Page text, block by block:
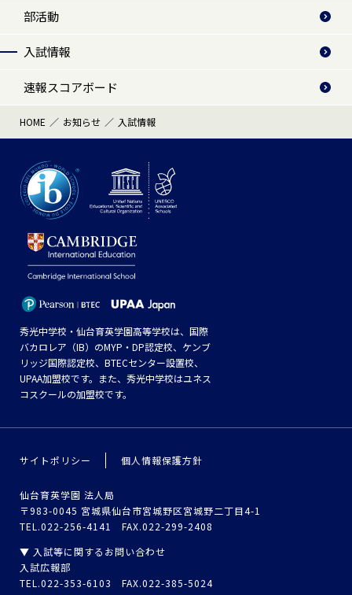
部活動
入試情報
速報スコアボード
HOME お知らせ 入試情報
秀光中学校・仙台育英学園高等学校は、国際
バカロレア（IB）のMYP・DP認定校、ケンブ
リッジ国際認定校、BTECセンター設置校、
UPAA加盟校です。また、秀光中学校はユネス
コスクールの加盟校です。
サイトポリシー 個人情報保護方針
仙台育英学園 法人局
〒983-0045 宮城県仙台市宮城野区宮城野二丁目4-1
TEL.022-256-4141 FAX.022-299-2408
▼ 入試等に関するお問い合わせ
入試広報部
TEL.022-353-6103 FAX.022-385-5024